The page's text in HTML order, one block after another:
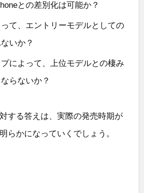
との差別化は可能か？
て、エントリーモデルとしての
いか？
によって、上位モデルとの棲み
らないか？
する答えは、実際の発売時期が
らかになっていくでしょう。